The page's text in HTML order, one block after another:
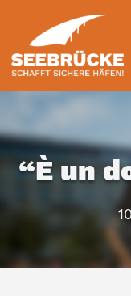
“È un